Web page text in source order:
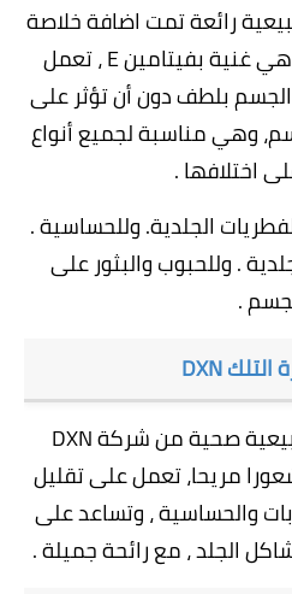
رائعة تمت اضافة خلاصة
فطر الجانوديرما اليها وهي غنية بفيتامين E ، تعمل
بلطف دون أن تؤثر على
وهي مناسبة لجميع أنواع
اختلافها .
الجلدية. وللحساسية .
. وللحبوب والبثور على
.
هي مسحوق بودرة طبيعية صحية من شركة DXN
مريحا، تعمل على تقليل
والحساسية ، وتساعد على
الجلد ، مع رائحة جميلة .